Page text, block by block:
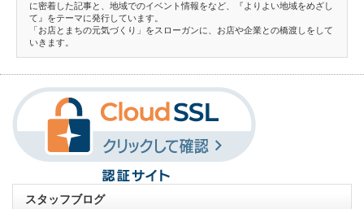
に密着した記事と、地域でのイベント情報をなど、『よりよい地域をめざし
て』をテーマに発行しています。
「お店とまちの元気づくり」をスローガンに、お店や企業との橋渡しをして
いきます。
スタッフブログ